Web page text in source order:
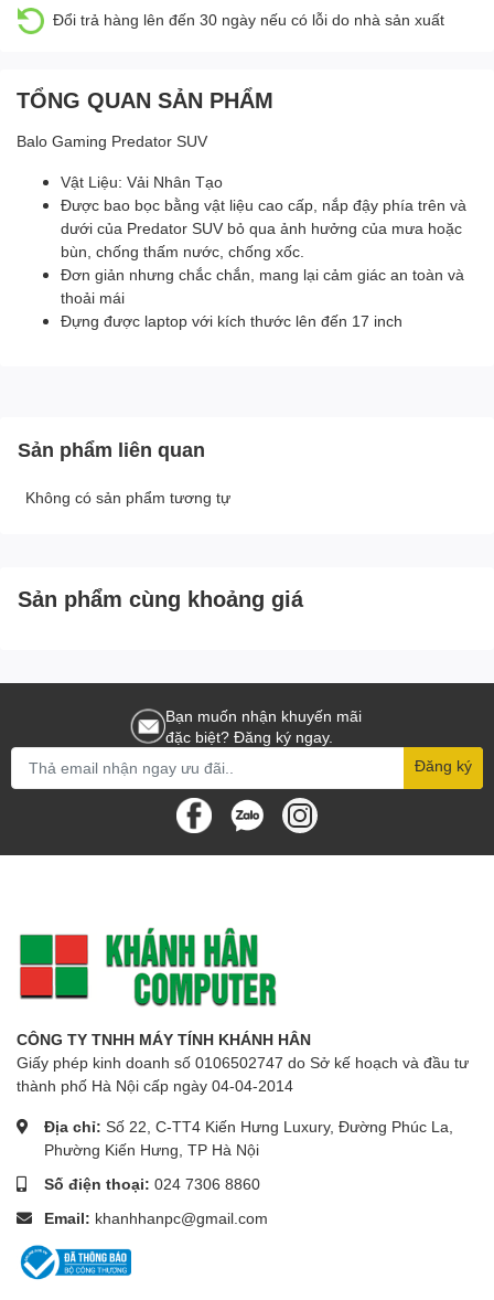
Đổi trả hàng lên đến 30 ngày nếu có lỗi do nhà sản xuất
TỔNG QUAN SẢN PHẨM
Balo Gaming Predator SUV
Vật Liệu: Vải Nhân Tạo
Được bao bọc bằng vật liệu cao cấp, nắp đậy phía trên và
dưới của Predator SUV bỏ qua ảnh hưởng của mưa hoặc
bùn, chống thấm nước, chống xốc.
Đơn giản nhưng chắc chắn, mang lại cảm giác an toàn và
thoải mái
Đựng được laptop với kích thước lên đến 17 inch
Sản phẩm liên quan
Không có sản phẩm tương tự
Sản phẩm cùng khoảng giá
Bạn muốn nhận khuyến mãi
đặc biệt? Đăng ký ngay.
Đăng ký
CÔNG TY TNHH MÁY TÍNH KHÁNH HÂN
Giấy phép kinh doanh số 0106502747 do Sở kế hoạch và đầu tư
thành phố Hà Nội cấp ngày 04-04-2014
Địa chỉ: Số 22, C-TT4 Kiến Hưng Luxury, Đường Phúc La,
Phường Kiến Hưng, TP Hà Nội
Số điện thoại: 024 7306 8860
Email: khanhhanpc@gmail.com